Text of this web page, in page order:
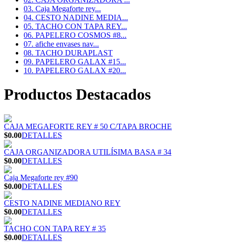
03. Caja Megaforte rey...
04. CESTO NADINE MEDIA...
05. TACHO CON TAPA REY...
06. PAPELERO COSMOS #8...
07. afiche envases nav...
08. TACHO DURAPLAST
09. PAPELERO GALAX #15...
10. PAPELERO GALAX #20...
Productos Destacados
CAJA MEGAFORTE REY # 50 C/TAPA BROCHE
$0.00DETALLES
CAJA ORGANIZADORA UTILÍSIMA BASA # 34
$0.00DETALLES
Caja Megaforte rey #90
$0.00DETALLES
CESTO NADINE MEDIANO REY
$0.00DETALLES
TACHO CON TAPA REY # 35
$0.00DETALLES